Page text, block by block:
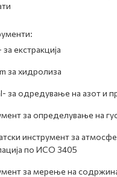
екстракција
за хидролиза
за одредување на азот и
за определување на
инструмент за
по ИСО 3405
за мерење на